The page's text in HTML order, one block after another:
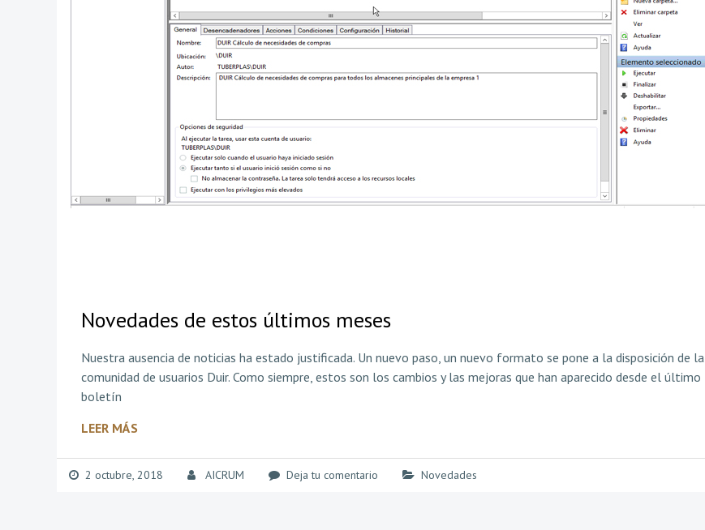
Novedades de estos últimos meses
Nuestra ausencia de noticias ha estado justificada. Un nuevo paso, un nuevo formato se pone a la disposición de la
comunidad de usuarios Duir. Como siempre, estos son los cambios y las mejoras que han aparecido desde el último
boletín
LEER MÁS
2 octubre, 2018 AICRUM Deja tu comentario Novedades